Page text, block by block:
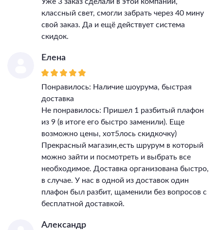
классный свет, смогли забрать через 40 мину
свой заказ. Да и ещё действует система
скидок.
Елена
Понравилось: Наличие шоурума, быстрая
доставка
Не понравилось: Пришел 1 разбитый плафон
из 9 (в итоге его быстро заменили). Еще
возможно цены, хот5лось скидкочку)
Прекрасный магазин,есть шрурум в который
можно зайти и посмотреть и выбрать все
необходимое. Доставка организована быстро,
в случае. У нас в одной из доставок один
плафон был разбит, щаменили без вопросов с
бесплатной доставкой.
Александр